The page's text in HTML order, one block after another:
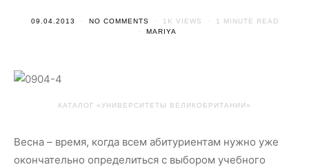
09.04.2013 NO COMMENTS 1K VIEWS
1 MINUTE READ
MARIYA
КАТАЛОГ «УНИВЕРСИТЕТЫ ВЕЛИКОБРИТАНИИ»
Весна – время, когда всем абитуриентам нужно уже
окончательно определиться с выбором учебного